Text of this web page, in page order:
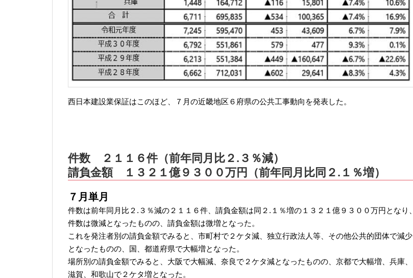
西日本建設業保証はこのほど、７月の近畿地区６府県の公共工事動向を発表した。
件数 ２１１６件（前年同月比２.３％減）
請負金額 １３２１億９３００万円（前年同月比同２.１％増）
７月単月
件数は前年同月比２.３％減の２１１６件、請負金額は同２.１％増の１３２１億９３００万円となり、
件数は微減となったものの、請負金額は微増となった。
これを発注者別の請負金額でみると、市町村で２ケタ減、独立行政法人等、その他公共的団体で減少
となったものの、国、都道府県で大幅増となった。
場所別の請負金額でみると、大阪で大幅減、奈良で２ケタ減となったものの、京都で大幅増、兵庫、
滋賀、和歌山で２ケタ増となった。